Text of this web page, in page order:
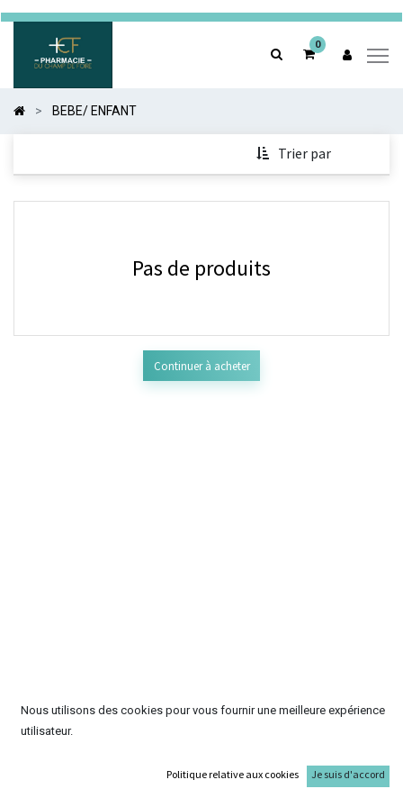
0
BEBE/ ENFANT
Trier par
Pas de produits
Continuer à acheter
Nous utilisons des cookies pour vous fournir une meilleure expérience
utilisateur.
Politique relative aux cookies Je suis d'accord